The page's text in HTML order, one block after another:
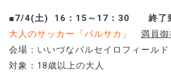
■7/4(土) 16：15～17：30 終了致
大人のサッカー「パルサカ」
満員御
会場：いいづなパルセイロフィールド
対象：18歳以上の大人